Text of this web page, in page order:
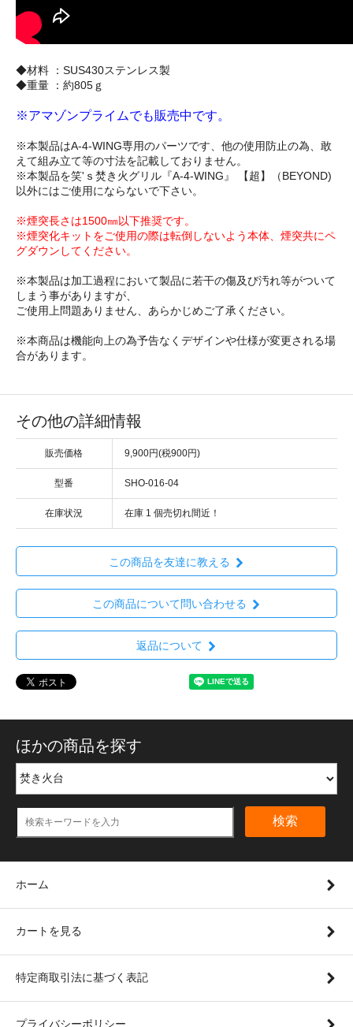
◆材料 ：SUS430ステンレス製
◆重量 ：約805ｇ
※アマゾンプライムでも販売中です。
※本製品はA-4-WING専用のパーツです、他の使用防止の為、敢
えて組み立て等の寸法を記載しておりません。
※本製品を笑'ｓ焚き火グリル『A-4-WING』 【超】（BEYOND)
以外にはご使用にならないで下さい。
※煙突長さは1500㎜以下推奨です。
※煙突化キットをご使用の際は転倒しないよう本体、煙突共にペ
グダウンしてください。
※本製品は加工過程において製品に若干の傷及び汚れ等がついて
しまう事がありますが、
ご使用上問題ありません、あらかじめご了承ください。
※本商品は機能向上の為予告なくデザインや仕様が変更される場
合があります。
その他の詳細情報
販売価格 9,900円(税900円)
型番 SHO-016-04
在庫状況 在庫 1 個売切れ間近！
この商品を友達に教える
この商品について問い合わせる
返品について
ほかの商品を探す
検索
ホーム
カートを見る
特定商取引法に基づく表記
プライバシーポリシー